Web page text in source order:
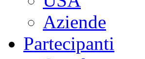
Aziende
Partecipanti